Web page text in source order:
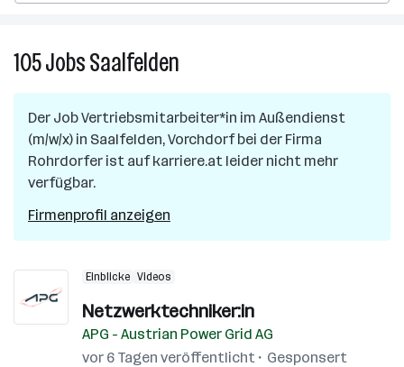
105JobsSaalfelden
Saalfelden
Der JobVertriebsmitarbeiter*in im Außendienst
(m/w/x) in Saalfelden, Vorchdorfbei der Firma
Rohrdorfer ist auf karriere.at leider nicht mehr
verfügbar.
Firmenprofil anzeigen
Einblicke Videos
Netzwerktechniker:in
APG - Austrian Power Grid AG
vor 6 Tagen veröffentlicht
Gesponsert